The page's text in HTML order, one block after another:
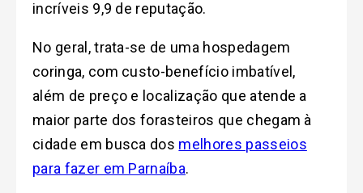
incríveis 9,9 de reputação.
No geral, trata-se de uma hospedagem
coringa, com custo-benefício imbatível,
além de preço e localização que atende a
maior parte dos forasteiros que chegam à
cidade em busca dos melhores passeios
para fazer em Parnaíba.